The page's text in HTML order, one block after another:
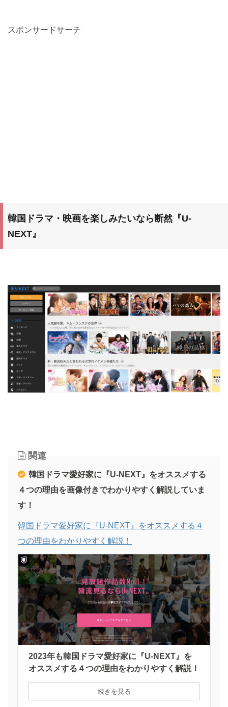
スポンサードサーチ
韓国ドラマ・映画を楽しみたいなら断然『U-
NEXT』
関連
韓国ドラマ愛好家に『U-NEXT』をオススメする
４つの理由を画像付きでわかりやすく解説していま
す！
韓国ドラマ愛好家に『U-NEXT』をオススメする４
つの理由をわかりやすく解説！
2023年も韓国ドラマ愛好家に『U-NEXT』を
オススメする４つの理由をわかりやすく解説！
続きを見る